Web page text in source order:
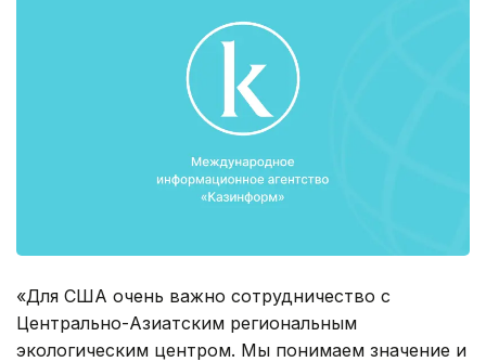
«Для США очень важно сотрудничество с
Центрально-Азиатским региональным
экологическим центром. Мы понимаем значение и